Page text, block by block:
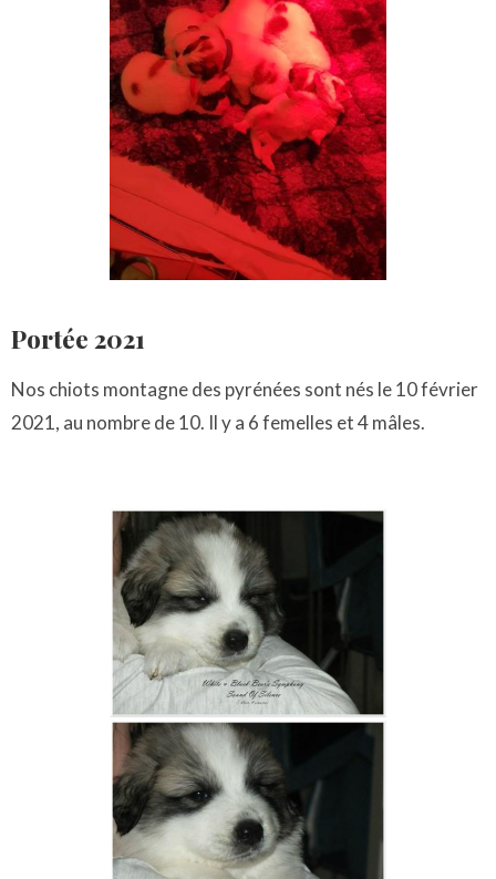
Portée 2021
Nos chiots montagne des pyrénées sont nés le 10 février
2021, au nombre de 10. Il y a 6 femelles et 4 mâles.